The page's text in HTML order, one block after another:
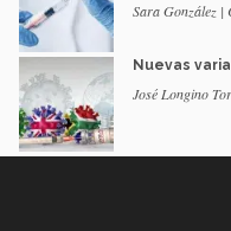
Sara González |
Nuevas
José Longino